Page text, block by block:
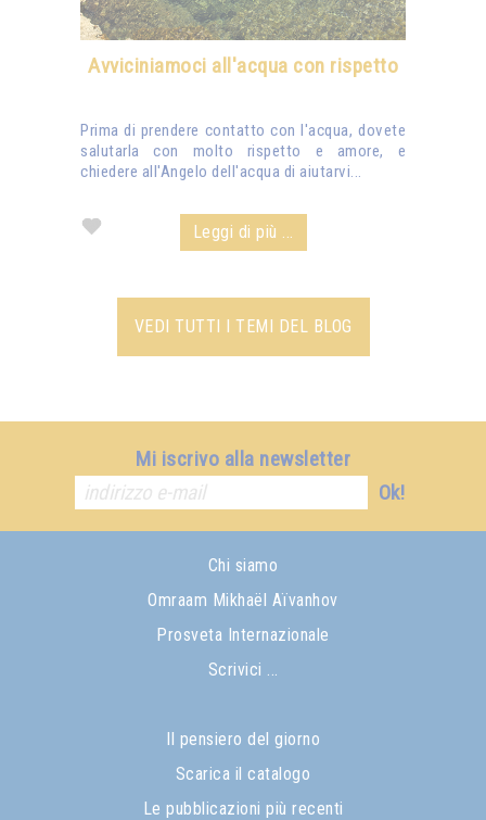
Avviciniamoci all'acqua con rispetto
Prima di prendere contatto con l'acqua, dovete
salutarla con molto rispetto e amore, e
chiedere all'Angelo dell'acqua di aiutarvi...
Leggi di più ...
VEDI TUTTI I TEMI DEL BLOG
Mi iscrivo alla newsletter
Ok!
Chi siamo
Omraam Mikhaël Aïvanhov
Prosveta Internazionale
Scrivici ...
Il pensiero del giorno
Scarica il catalogo
Le pubblicazioni più recenti